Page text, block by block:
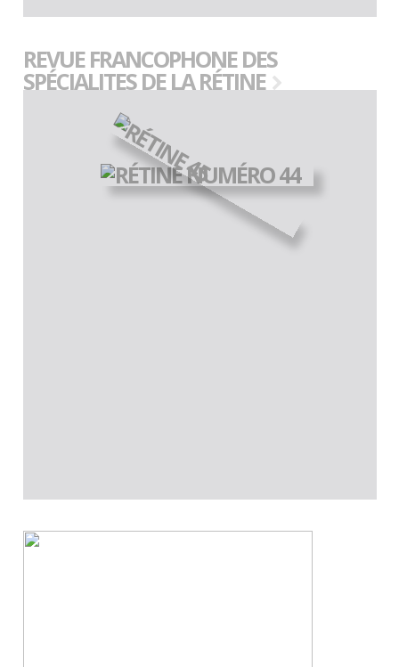
REVUE FRANCOPHONE DES
SPÉCIALITES DE LA RÉTINE